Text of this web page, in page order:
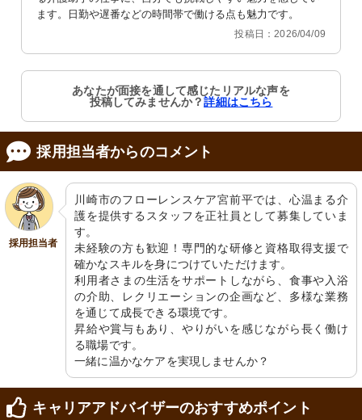
エントランスロビー
心地よい環境でお仕事しませんか。
廊下
をサポートする手すりが設置されてい
ます。
談話室
清潔感のある会議室で、柔らかな色合
いの椅子が配置されております。
ラウンジ
ゆったりとしたソファが置かれ、暖か
みのある照明が心地よい休息を提供し
ます。壁には絵画が飾られ、落ち着い
た時間を過ごせる空間です。
ます。日勤や遅番などの時間帯で働ける点も魅力です。
投稿日：2026/04/09
あなたが面接を通して感じたリアルな声を
投稿してみませんか？詳細はこちら
採用担当者からのコメント
採用担当者
川崎市のフローレンスケア宮前平では、心温まる介
護を提供するスタッフを正社員として募集していま
す。
未経験の方も歓迎！専門的な研修と資格取得支援で
確かなスキルを身につけていただけます。
利用者さまの生活をサポートしながら、食事や入浴
の介助、レクリエーションの企画など、多様な業務
を通じて成長できる環境です。
昇給や賞与もあり、やりがいを感じながら長く働け
る職場です。
一緒に温かなケアを実現しませんか？
キャリアアドバイザーのおすすめポイント